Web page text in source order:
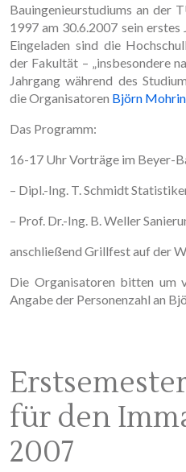
Bauingenieurstudiums an der
1997 am 30.6.2007 sein
Eingeladen sind die
der Fakultät – „insbesondere
Jahrgang während des
die Organisatoren Björn
Das Programm:
16-17 Uhr Vorträge im Beyer-
– Dipl.-Ing. T. Schmidt
– Prof. Dr.-Ing. B. Weller
anschließend Grillfest auf der
Die Organisatoren bitten um
Angabe der Personenzahl an
für den
2007